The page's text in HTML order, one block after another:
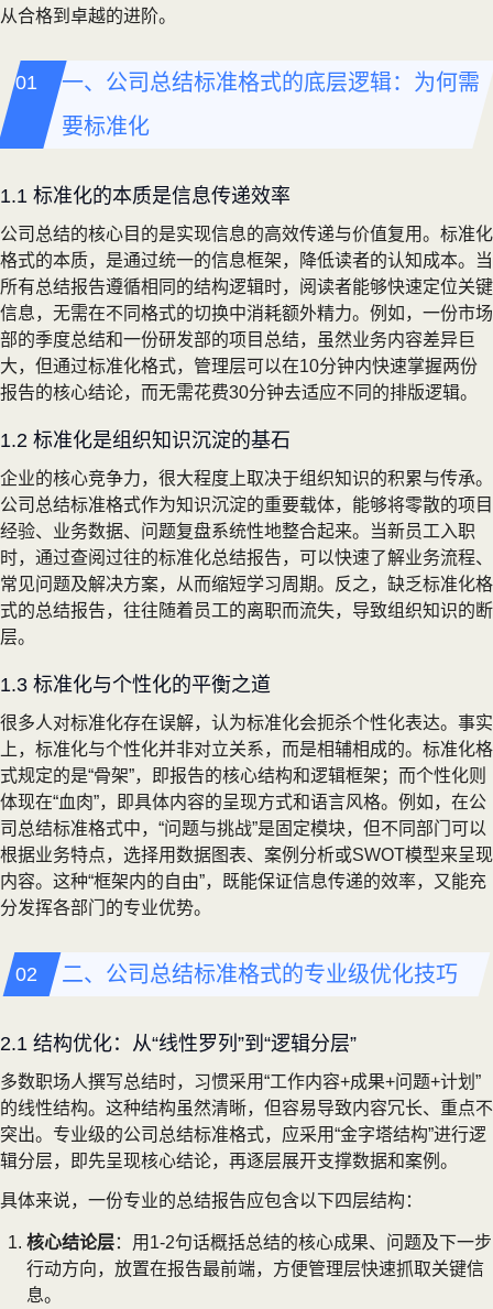
从合格到卓越的进阶。
一、公司总结标准格式的底层逻辑：为何需
要标准化
1.1 标准化的本质是信息传递效率
公司总结的核心目的是实现信息的高效传递与价值复用。标准化
格式的本质，是通过统一的信息框架，降低读者的认知成本。当
所有总结报告遵循相同的结构逻辑时，阅读者能够快速定位关键
信息，无需在不同格式的切换中消耗额外精力。例如，一份市场
部的季度总结和一份研发部的项目总结，虽然业务内容差异巨
大，但通过标准化格式，管理层可以在10分钟内快速掌握两份
报告的核心结论，而无需花费30分钟去适应不同的排版逻辑。
1.2 标准化是组织知识沉淀的基石
企业的核心竞争力，很大程度上取决于组织知识的积累与传承。
公司总结标准格式作为知识沉淀的重要载体，能够将零散的项目
经验、业务数据、问题复盘系统性地整合起来。当新员工入职
时，通过查阅过往的标准化总结报告，可以快速了解业务流程、
常见问题及解决方案，从而缩短学习周期。反之，缺乏标准化格
式的总结报告，往往随着员工的离职而流失，导致组织知识的断
层。
1.3 标准化与个性化的平衡之道
很多人对标准化存在误解，认为标准化会扼杀个性化表达。事实
上，标准化与个性化并非对立关系，而是相辅相成的。标准化格
式规定的是“骨架”，即报告的核心结构和逻辑框架；而个性化则
体现在“血肉”，即具体内容的呈现方式和语言风格。例如，在公
司总结标准格式中，“问题与挑战”是固定模块，但不同部门可以
根据业务特点，选择用数据图表、案例分析或SWOT模型来呈现
内容。这种“框架内的自由”，既能保证信息传递的效率，又能充
分发挥各部门的专业优势。
二、公司总结标准格式的专业级优化技巧
2.1 结构优化：从“线性罗列”到“逻辑分层”
多数职场人撰写总结时，习惯采用“工作内容+成果+问题+计划”
的线性结构。这种结构虽然清晰，但容易导致内容冗长、重点不
突出。专业级的公司总结标准格式，应采用“金字塔结构”进行逻
辑分层，即先呈现核心结论，再逐层展开支撑数据和案例。
具体来说，一份专业的总结报告应包含以下四层结构：
核心结论层：用1-2句话概括总结的核心成果、问题及下一步
行动方向，放置在报告最前端，方便管理层快速抓取关键信
息。